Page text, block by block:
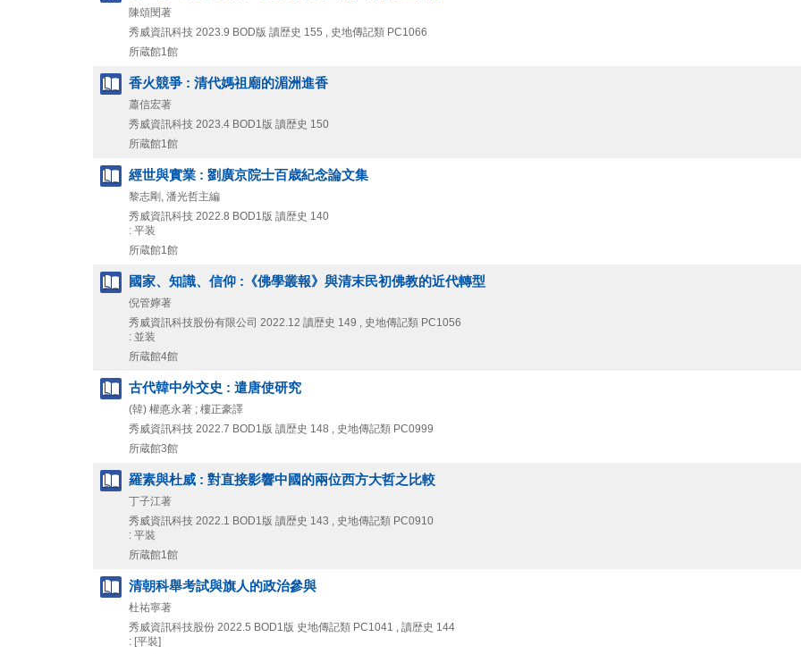
陳頌閔著
秀威資訊科技 2023.9 BOD版 讀歴史 155 , 史地傳記類 PC1066
所蔵館1館
香火競爭 : 清代媽祖廟的湄洲進香
蕭信宏著
秀威資訊科技 2023.4 BOD1版 讀歴史 150
所蔵館1館
經世與實業 : 劉廣京院士百歳紀念論文集
黎志剛, 潘光哲主編
秀威資訊科技 2022.8 BOD1版 讀歴史 140
: 平装
所蔵館1館
國家、知識、信仰 :《佛學叢報》與清末民初佛教的近代轉型
倪管嬣著
秀威資訊科技股份有限公司 2022.12 讀歴史 149 , 史地傳記類 PC1056
: 並装
所蔵館4館
古代韓中外交史 : 遣唐使研究
(韓) 權悳永著 ; 樓正豪譯
秀威資訊科技 2022.7 BOD1版 讀歴史 148 , 史地傳記類 PC0999
所蔵館3館
羅素與杜威 : 對直接影響中國的兩位西方大哲之比較
丁子江著
秀威資訊科技 2022.1 BOD1版 讀歴史 143 , 史地傳記類 PC0910
: 平裝
所蔵館1館
清朝科舉考試與旗人的政治參與
杜祐寧著
秀威資訊科技股份 2022.5 BOD1版 史地傳記類 PC1041 , 讀歴史 144
: [平裝]